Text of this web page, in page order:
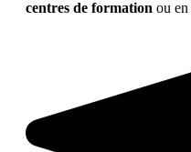
centres de formation ou en